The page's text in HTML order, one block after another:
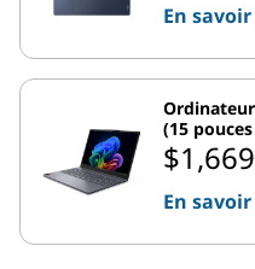
En
(15
En